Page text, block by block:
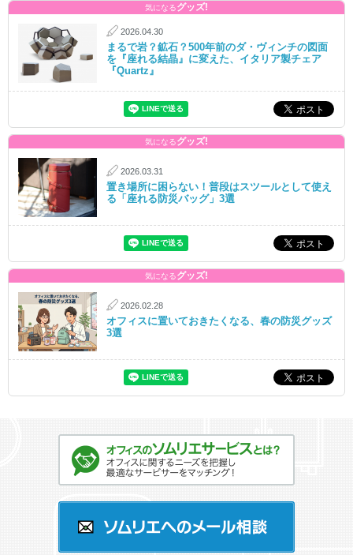
気になるグッズ!
2026.04.30
まるで岩？鉱石？500年前のダ・ヴィンチの図面
を『座れる結晶』に変えた、イタリア製チェア
『Quartz』
気になるグッズ!
2026.03.31
置き場所に困らない！普段はスツールとして使え
る「座れる防災バッグ」3選
気になるグッズ!
2026.02.28
オフィスに置いておきたくなる、春の防災グッズ
3選